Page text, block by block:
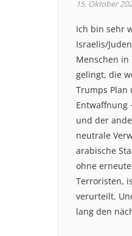
15. Oktober
Ich bin sehr
Israelis/
Menschen in
gelingt, die
Trumps Plan
Entwaffnung
und der
neutrale
arabische
ohne
Terroristen,
verurteilt.
lang den